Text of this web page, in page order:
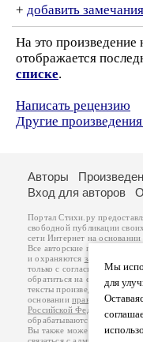
+ добавить замечания
На это произведение
отображается
списке.
Написать рецензию
Другие
Мы
для
Авторы
Вход для авторов
Портал Стихи.ру
свободной публикации
сети Интернет на основании
Все авторские права на
и охраняются законом
.
только с согласия его
обратиться на его авторской
тексты произведений авторы
основанииправил
Российской Федерации
обрабатываются на
Вы также можете